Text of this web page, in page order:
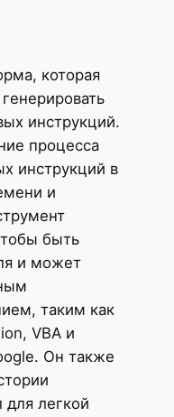
которая
инструкций.
процесса
инструкций в
и
быть
и может
таким как
VBA и
Он также
легкой